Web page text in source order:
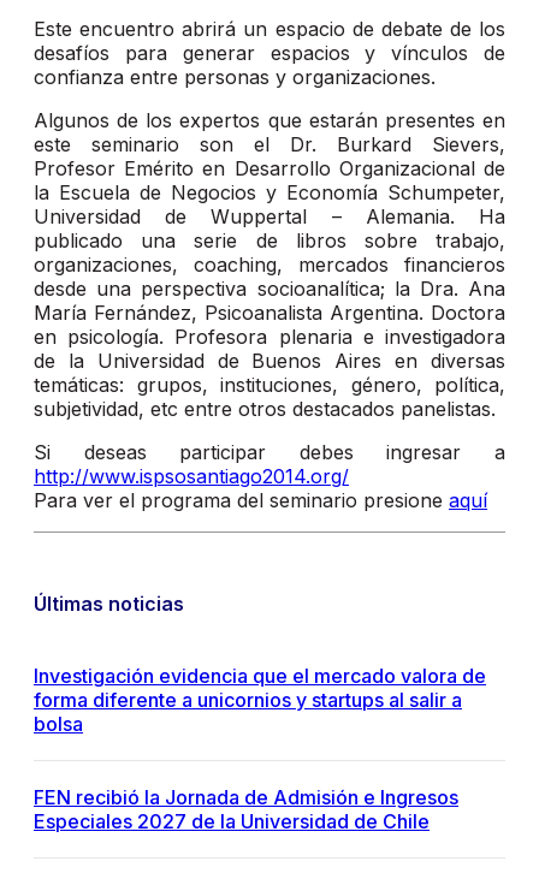
Este encuentro abrirá un espacio de debate de los
desafíos para generar espacios y vínculos de
confianza entre personas y organizaciones.
Algunos de los expertos que estarán presentes en
este seminario son el Dr. Burkard Sievers,
Profesor Emérito en Desarrollo Organizacional de
la Escuela de Negocios y Economía Schumpeter,
Universidad de Wuppertal – Alemania. Ha
publicado una serie de libros sobre trabajo,
organizaciones, coaching, mercados financieros
desde una perspectiva socioanalítica; la Dra. Ana
María Fernández, Psicoanalista Argentina. Doctora
en psicología. Profesora plenaria e investigadora
de la Universidad de Buenos Aires en diversas
temáticas: grupos, instituciones, género, política,
subjetividad, etc entre otros destacados panelistas.
Si deseas participar debes ingresar a
http://www.ispsosantiago2014.org/
Para ver el programa del seminario presione aquí
Últimas noticias
Investigación evidencia que el mercado valora de
forma diferente a unicornios y startups al salir a
bolsa
FEN recibió la Jornada de Admisión e Ingresos
Especiales 2027 de la Universidad de Chile